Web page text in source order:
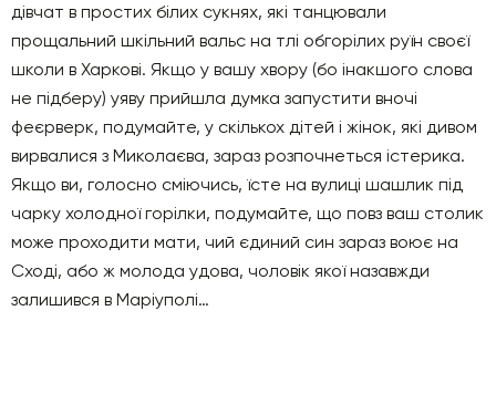
дівчат в простих білих сукнях, які танцювали
прощальний шкільний вальс на тлі обгорілих руїн своєї
школи в Харкові. Якщо у вашу хвору (бо інакшого слова
не підберу) уяву прийшла думка запустити вночі
феєрверк, подумайте, у скількох дітей і жінок, які дивом
вирвалися з Миколаєва, зараз розпочнеться істерика.
Якщо ви, голосно сміючись, їсте на вулиці шашлик під
чарку холодної горілки, подумайте, що повз ваш столик
може проходити мати, чий єдиний син зараз воює на
Сході, або ж молода удова, чоловік якої назавжди
залишився в Маріуполі…